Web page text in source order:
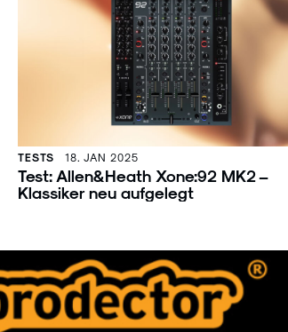
TESTS 18. JAN 2025
Test: Allen&Heath Xone:92 MK2 –
Klassiker neu aufgelegt